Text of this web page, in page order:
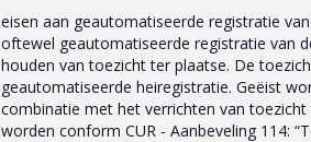
eisen aan geautomatiseerde registratie
oftewel geautomatiseerde registratie van
houden van toezicht ter plaatse. De
geautomatiseerde heiregistratie. Geëist
combinatie met het verrichten van
worden conform CUR - Aanbeveling 114: